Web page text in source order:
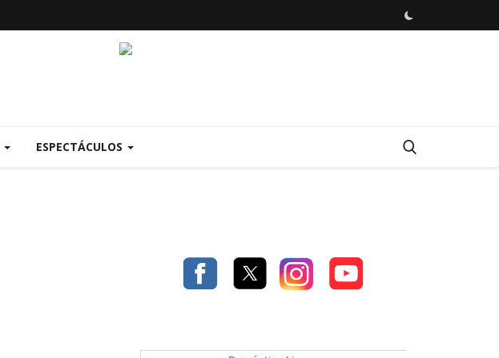
ESPECTÁCULOS